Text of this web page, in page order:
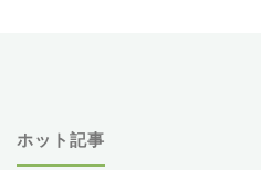
ホット記事